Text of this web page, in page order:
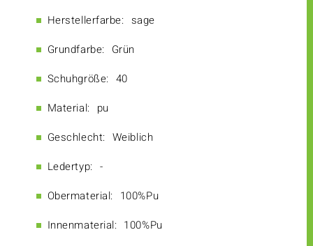
Herstellerfarbe: sage
Grundfarbe: Grün
Schuhgröße: 40
Material: pu
Geschlecht: Weiblich
Ledertyp: -
Obermaterial: 100%Pu
Innenmaterial: 100%Pu